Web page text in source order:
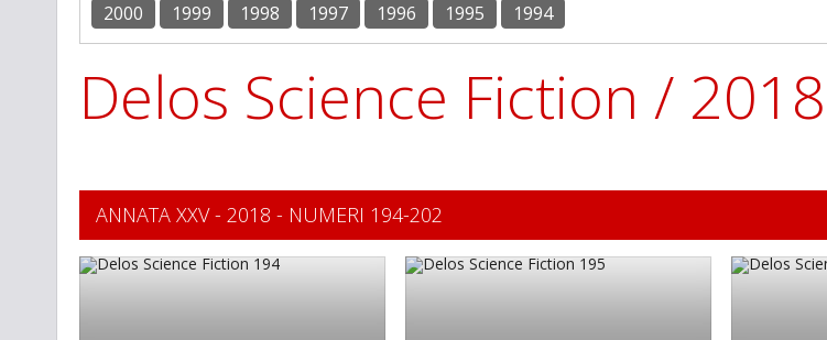
2000
1999 1998 1997 1996 1995 1994
Delos Science Fiction / 2018
ANNATA XXV - 2018 - NUMERI 194-202